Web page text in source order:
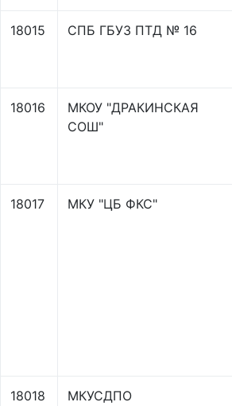
18015 СПБ ГБУЗ ПТД № 16
18016
МКОУ "ДРАКИНСКАЯ
СОШ"
18017 МКУ "ЦБ ФКС"
18018
МКУСДПО